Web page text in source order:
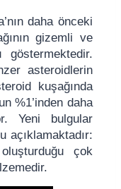
daha önceki
gizemli ve
göstermektedir.
asteroidlerin
kuşağında
%1’inden daha
Yeni bulgular
açıklamaktadır:
çok